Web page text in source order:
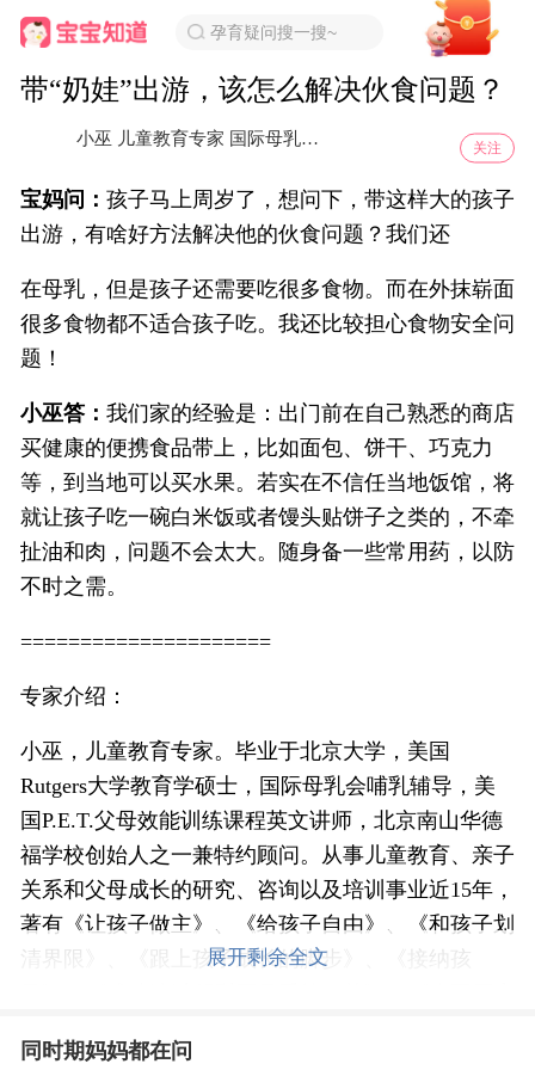
孕育疑问搜一搜~
带“奶娃”出游，该怎么解决伙食问题？
小巫 儿童教育专家 国际母乳会哺乳辅导
关注
宝妈问： 孩子马上周岁了，想问下，带这样大的孩子
出游，有啥好方法解决他的伙食问题？我们还
在母乳，但是孩子还需要吃很多食物。而在外抹崭面
很多食物都不适合孩子吃。我还比较担心食物安全问
题！
小巫答： 我们家的经验是：出门前在自己熟悉的商店
买健康的便携食品带上，比如面包、饼干、巧克力
等，到当地可以买水果。若实在不信任当地饭馆，将
就让孩子吃一碗白米饭或者馒头贴饼子之类的，不牵
扯油和肉，问题不会太大。随身备一些常用药，以防
不时之需。
=====================
专家介绍：
小巫，儿童教育专家。毕业于北京大学，美国
Rutgers大学教育学硕士，国际母乳会哺乳辅导，美
国P.E.T.父母效能训练课程英文讲师，北京南山华德
福学校创始人之一兼特约顾问。从事儿童教育、亲子
关系和父母成长的研究、咨询以及培训事业近15年，
著有《让孩子做主》、《给孩子自由》、《和孩子划
清界限》、《跟上孩子成长的脚步》、《接纳孩
点》等畅销书籍，译著《无条件养育》，开创“艺术
展开剩余全文
同时期妈妈都在问